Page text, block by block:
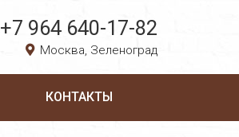
+7 964 640-17-82
Москва, Зеленоград
КОНТАКТЫ